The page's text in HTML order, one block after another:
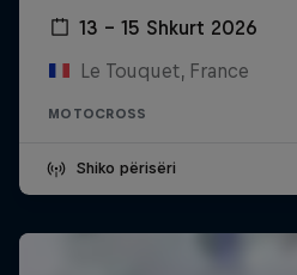
13 – 15 Shkurt 2026
Le Touquet, France
MOTOCROSS
Shiko përisëri